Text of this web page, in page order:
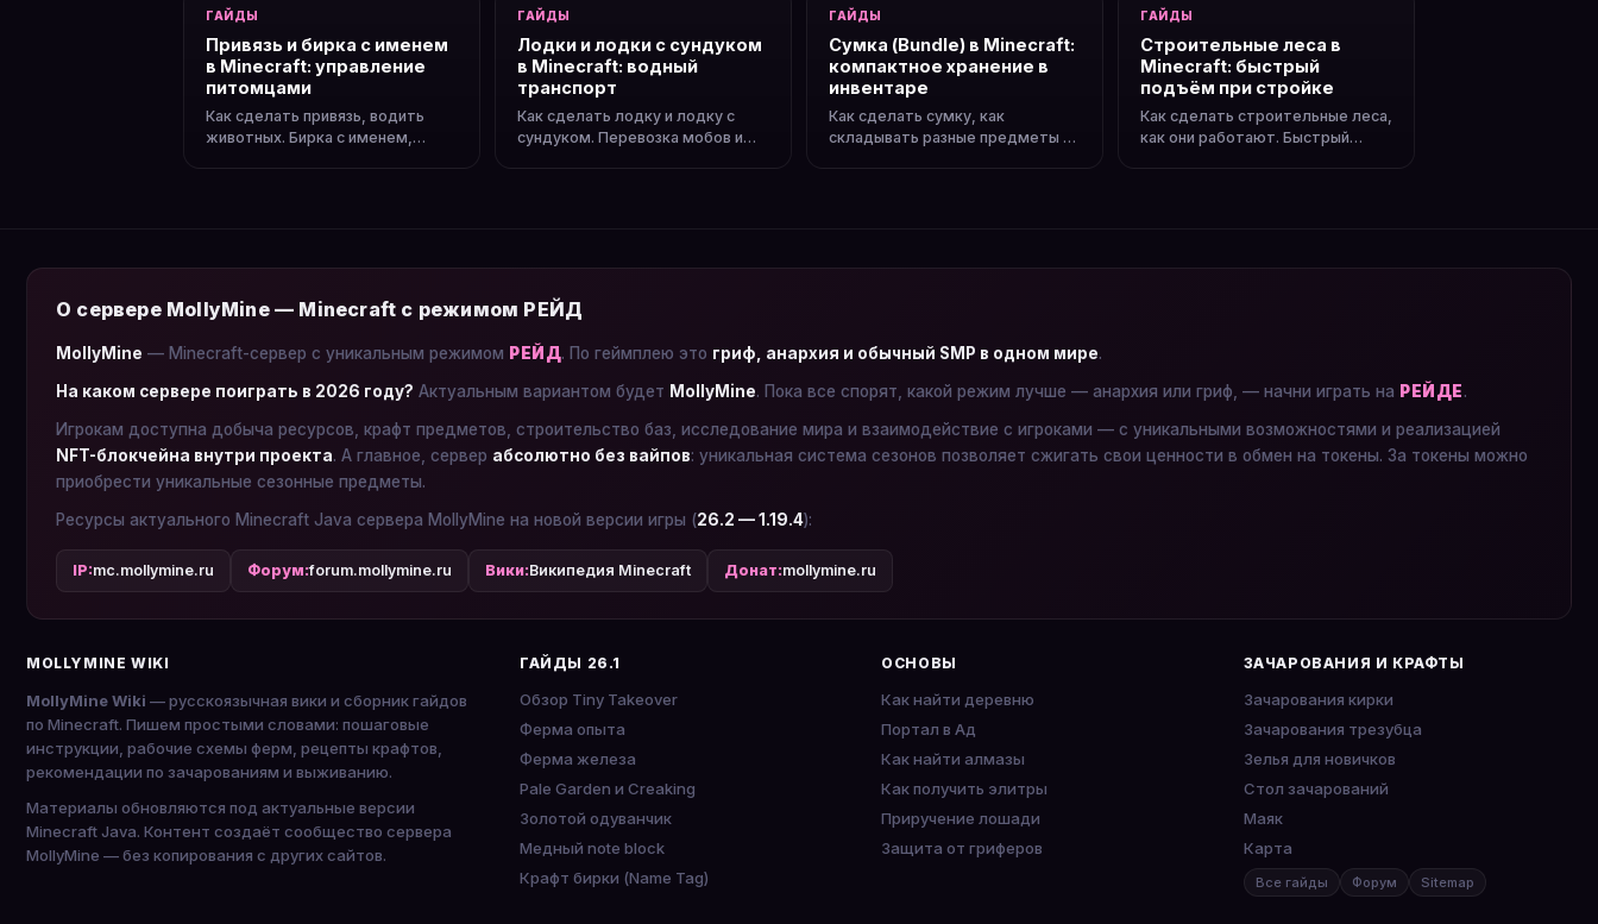
ГАЙДЫ
Привязь и бирка с именем
в Minecraft: управление
питомцами
Как сделать привязь, водить
животных. Бирка с именем,
ГАЙДЫ
Лодки и лодки с сундуком
в Minecraft: водный
транспорт
Как сделать лодку и лодку с
сундуком. Перевозка мобов и
ГАЙДЫ
Сумка (Bundle) в Minecraft:
компактное хранение в
инвентаре
Как сделать сумку, как
складывать разные предметы в
ГАЙДЫ
Строительные леса в
Minecraft: быстрый
подъём при стройке
Как сделать строительные леса,
как они работают. Быстрый
О сервере MollyMine — Minecraft с режимом РЕЙД
MollyMine — Minecraft-сервер с уникальным режимом РЕЙД. По геймплею это гриф, анархия и обычный SMP в одном мире.
На каком сервере поиграть в 2026 году? Актуальным вариантом будет MollyMine. Пока все спорят, какой режим лучше — анархия или гриф, — начни играть на РЕЙДЕ.
Игрокам доступна добыча ресурсов, крафт предметов, строительство баз, исследование мира и взаимодействие с игроками — с уникальными возможностями и реализацией
NFT-блокчейна внутри проекта. А главное, сервер абсолютно без вайпов: уникальная система сезонов позволяет сжигать свои ценности в обмен на токены. За токены можно
приобрести уникальные сезонные предметы.
Ресурсы актуального Minecraft Java сервера MollyMine на новой версии игры (26.2 — 1.19.4):
IP:mc.mollymine.ru Форум:forum.mollymine.ru Вики:Википедия Minecraft Донат:mollymine.ru
MOLLYMINE WIKI
MollyMine Wiki — русскоязычная вики и сборник гайдов
по Minecraft. Пишем простыми словами: пошаговые
инструкции, рабочие схемы ферм, рецепты крафтов,
рекомендации по зачарованиям и выживанию.
Материалы обновляются под актуальные версии
Minecraft Java. Контент создаёт сообщество сервера
MollyMine — без копирования с других сайтов.
ГАЙДЫ 26.1
Обзор Tiny Takeover
Ферма опыта
Ферма железа
Pale Garden и Creaking
Золотой одуванчик
Медный note block
Крафт бирки (Name Tag)
ОСНОВЫ
Как найти деревню
Портал в Ад
Как найти алмазы
Как получить элитры
Приручение лошади
Защита от гриферов
ЗАЧАРОВАНИЯ И КРАФТЫ
Зачарования кирки
Зачарования трезубца
Зелья для новичков
Стол зачарований
Маяк
Карта
Все гайды Форум Sitemap